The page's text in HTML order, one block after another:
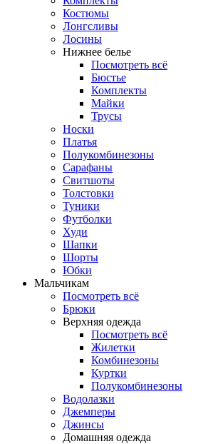
Костюмы
Лонгсливы
Лосины
Нижнее белье
Посмотреть всё
Бюстье
Комплекты
Майки
Трусы
Носки
Платья
Полукомбинезоны
Сарафаны
Свитшоты
Толстовки
Туники
Футболки
Худи
Шапки
Шорты
Юбки
Мальчикам
Посмотреть всё
Брюки
Верхняя одежда
Посмотреть всё
Жилетки
Комбинезоны
Куртки
Полукомбинезоны
Водолазки
Джемперы
Джинсы
Домашняя одежда